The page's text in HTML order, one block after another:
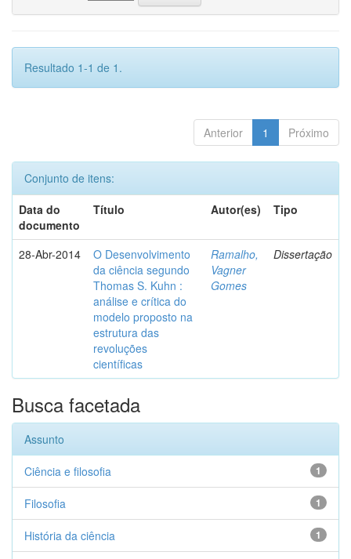
Resultado 1-1 de 1.
Anterior 1 Próximo
Conjunto de itens:
Data do
documento
Título Autor(es) Tipo
28-Abr-2014
O Desenvolvimento
da ciência segundo
Thomas S. Kuhn :
análise e crítica do
modelo proposto na
estrutura das
revoluções
científicas
Ramalho,
Vagner
Gomes
Dissertação
Busca facetada
Assunto
1
Ciência e filosofia
1
Filosofia
1
História da ciência